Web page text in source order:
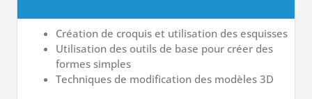
Création de croquis et utilisation des esquisses
Utilisation des outils de base pour créer des
formes simples
Techniques de modification des modèles 3D